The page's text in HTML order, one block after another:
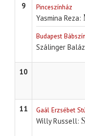
9 Pinceszínház
Yasmina Reza
Budapest
Szálinger
10
11 Gaál Erzsébet
Willy Russell